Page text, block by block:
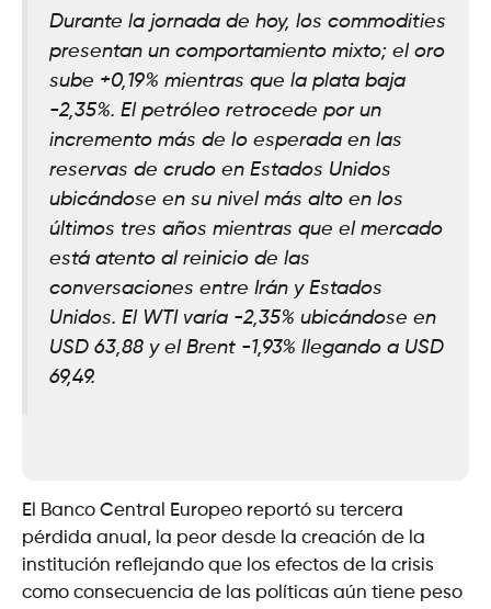
Durante la jornada de hoy, los commodities
presentan un comportamiento mixto; el oro
sube +0,19% mientras que la plata baja
-2,35%. El petróleo retrocede por un
incremento más de lo esperada en las
reservas de crudo en Estados Unidos
ubicándose en su nivel más alto en los
últimos tres años mientras que el mercado
está atento al reinicio de las
conversaciones entre Irán y Estados
Unidos. El WTI varía -2,35% ubicándose en
USD 63,88 y el Brent -1,93% llegando a USD
69,49.
El Banco Central Europeo reportó su tercera
pérdida anual, la peor desde la creación de la
institución reflejando que los efectos de la crisis
como consecuencia de las políticas aún tiene peso